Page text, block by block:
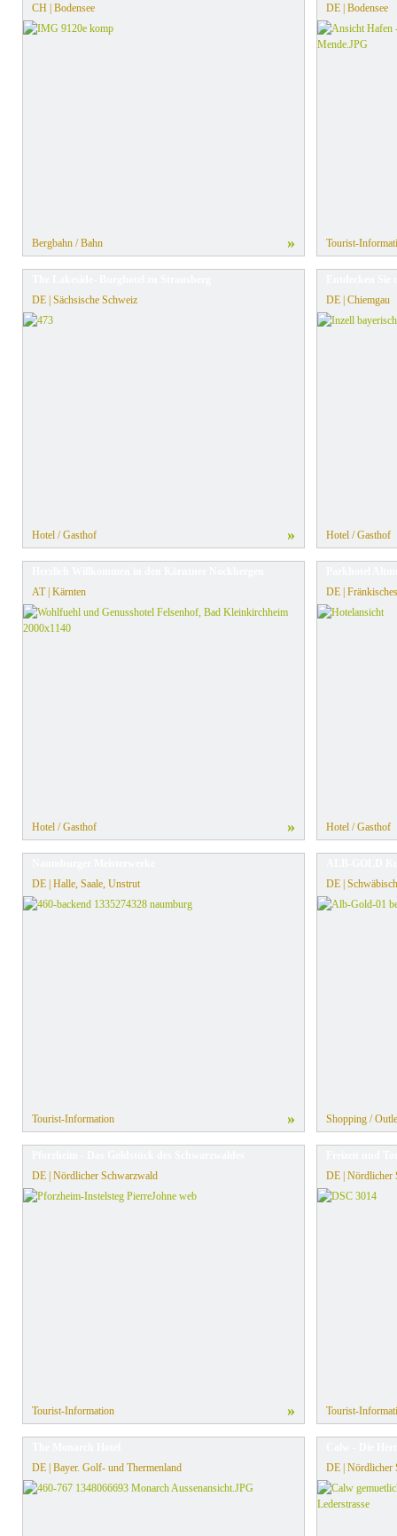
CH | Bodensee
Bergbahn / Bahn »
DE | Bodensee
Tourist-
DE | Sächsische Schweiz
Hotel / Gasthof »
DE | Chiemgau
Hotel / Gasthof
AT | Kärnten
Hotel / Gasthof »
DE |
Hotel / Gasthof
DE | Halle, Saale, Unstrut
Tourist-Information »
DE |
Shopping /
DE | Nördlicher Schwarzwald
Tourist-Information »
DE | Nördlicher
Tourist-
DE | Bayer. Golf- und Thermenland
DE | Nördlicher